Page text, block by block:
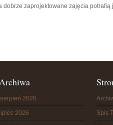
dobrze zaprojektowane zajęcia potrafią
2026
lipiec 2026 Spis